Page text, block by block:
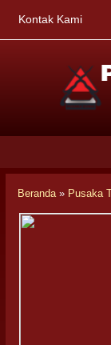
Kontak Kami
Beranda» Pusaka